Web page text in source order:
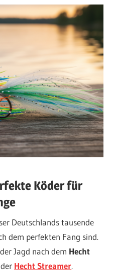
Köder für
Deutschlands tausende
dem perfekten Fang sind.
Jagd nach dem Hecht
Hecht Streamer.